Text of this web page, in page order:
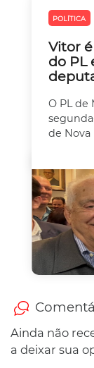
POLÍTICA
Vitor
do PL
O PL de
de Nova
Ainda não
a deixar sua